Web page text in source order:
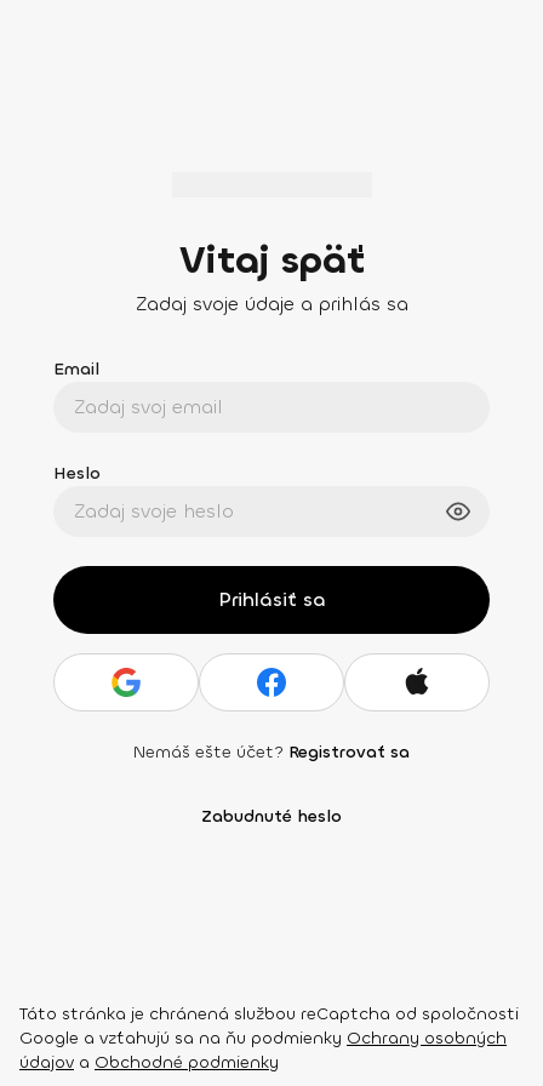
Vitaj späť
Zadaj svoje údaje a prihlás sa
Email
Heslo
Prihlásiť sa
Nemáš ešte účet? Registrovať sa
Zabudnuté heslo
Táto stránka je chránená službou reCaptcha od spoločnosti
Google a vzťahujú sa na ňu podmienky Ochrany osobných
údajov a Obchodné podmienky